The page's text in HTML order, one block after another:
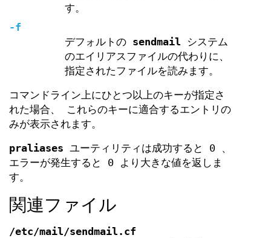
す。
-f
デフォルトの sendmail システム
のエイリアスファイルの代わりに、
指定されたファイルを読みます。
コマンドライン上にひとつ以上のキーが指定さ
れた場合、 これらのキーに適合するエントリの
みが表示されます。
praliases ユーティリティは成功すると 0 、
エラーが発生すると 0 より大きな値を返しま
す。
関連ファイル
/etc/mail/sendmail.cf